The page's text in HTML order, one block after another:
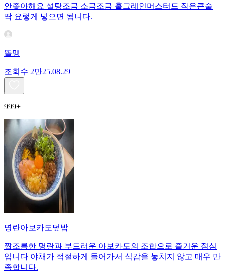
안좋아해요 설탕조금 소금조금 홀그레인머스터드 작은큰술
딱 요렇게 넣으면 됩니다.
똘맹
조회수 2만25.08.29
999+
명란아보카도덮밥
짭조름한 명란과 부드러운 아보카도의 조합으로 즐거운 점심
입니다 야채가 적절하게 들어가서 식감을 놓치지 않고 매우 만
족합니다.